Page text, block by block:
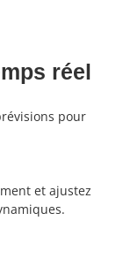
réel
pour
et ajustez